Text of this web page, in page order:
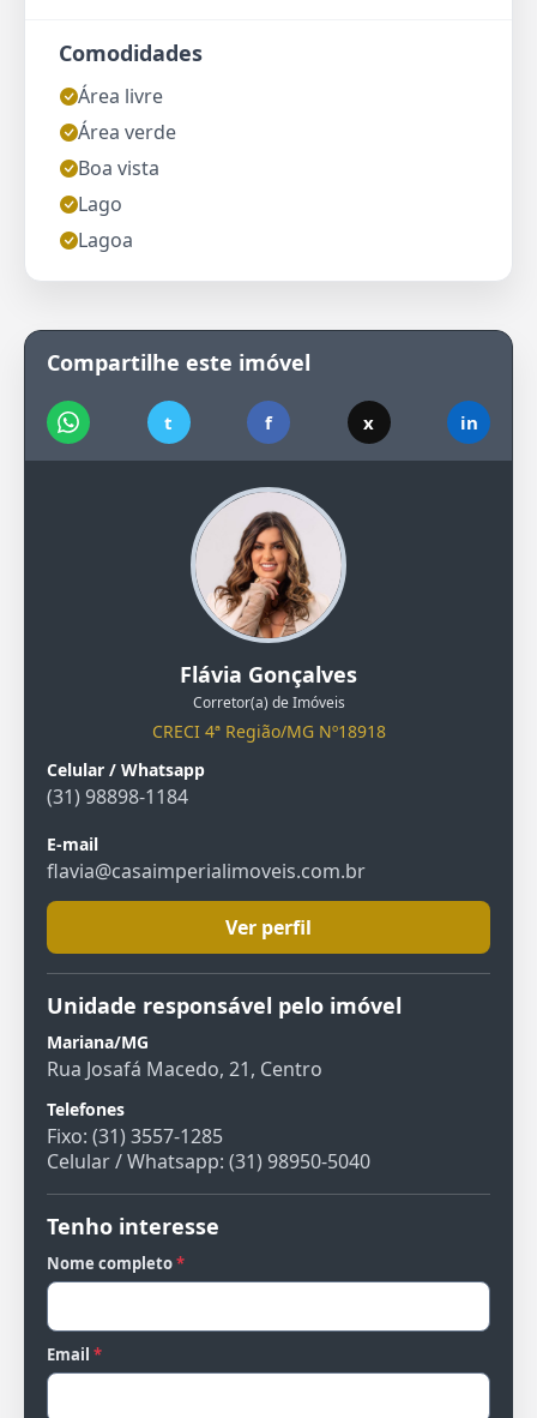
Comodidades
Área livre
Área verde
Boa vista
Lago
Lagoa
Compartilhe este imóvel
t f x in
Flávia Gonçalves
Corretor(a) de Imóveis
CRECI 4ª Região/MG Nº18918
Celular / Whatsapp
(31) 98898-1184
E-mail
flavia@casaimperialimoveis.com.br
Ver perfil
Unidade responsável pelo imóvel
Mariana/MG
Rua Josafá Macedo, 21, Centro
Telefones
Fixo: (31) 3557-1285
Celular / Whatsapp: (31) 98950-5040
Tenho interesse
Nome completo*
Email *